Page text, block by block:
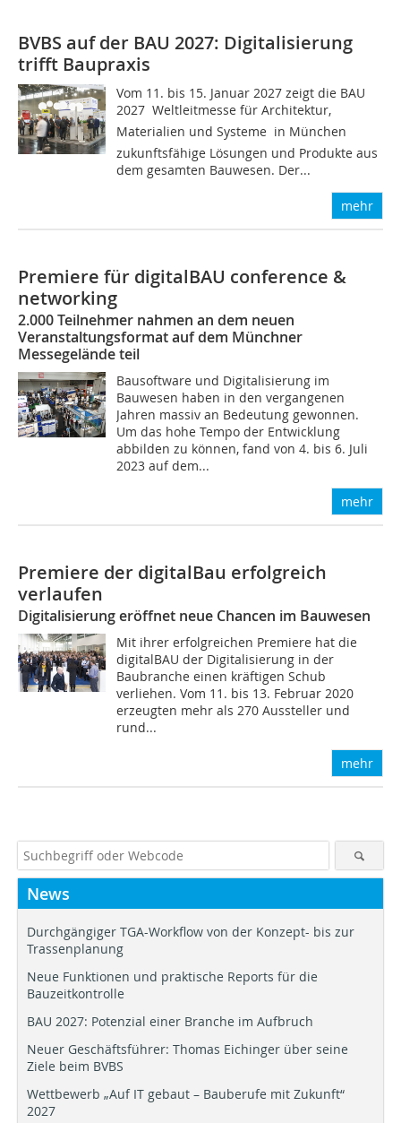
BVBS auf der BAU 2027: Digitalisierung
trifft Baupraxis
Vom 11. bis 15. Januar 2027 zeigt die BAU
2027  Weltleitmesse für Architektur,
Materialien und Systeme  in München
zukunftsfähige Lösungen und Produkte aus
dem gesamten Bauwesen. Der...
mehr
Premiere für digitalBAU conference &
networking
2.000 Teilnehmer nahmen an dem neuen
Veranstaltungsformat auf dem Münchner
Messegelände teil
Bausoftware und Digitalisierung im
Bauwesen haben in den vergangenen
Jahren massiv an Bedeutung gewonnen.
Um das hohe Tempo der Entwicklung
abbilden zu können, fand von 4. bis 6. Juli
2023 auf dem...
mehr
Premiere der digitalBau erfolgreich
verlaufen
Digitalisierung eröffnet neue Chancen im Bauwesen
Mit ihrer erfolgreichen Premiere hat die
digitalBAU der Digitalisierung in der
Baubranche einen kräftigen Schub
verliehen. Vom 11. bis 13. Februar 2020
erzeugten mehr als 270 Aussteller und
rund...
mehr
News
Durchgängiger TGA-Workflow von der Konzept- bis zur
Trassenplanung
Neue Funktionen und praktische Reports für die
Bauzeitkontrolle
BAU 2027: Potenzial einer Branche im Aufbruch
Neuer Geschäftsführer: Thomas Eichinger über seine
Ziele beim BVBS
Wettbewerb „Auf IT gebaut – Bauberufe mit Zukunft“
2027